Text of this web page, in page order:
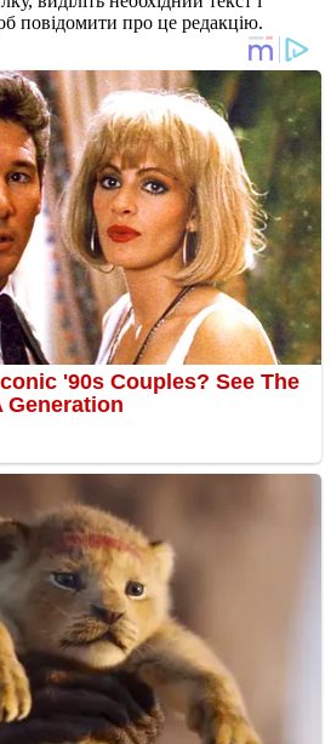
повідомити про це редакцію.